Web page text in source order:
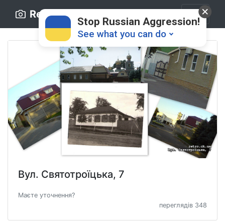
Retro.ck.ua
Вул. Святотроїцька, 7
Маєте уточнення?
переглядів 348
Stop Russian Aggression!
See what you can do
Donate 💸
Support Ukraine
📌